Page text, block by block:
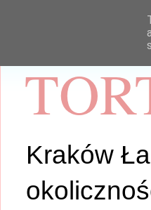
Kraków